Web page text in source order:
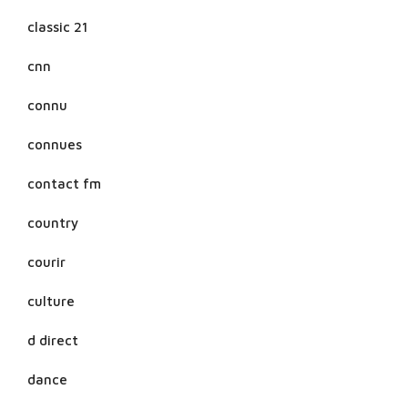
classic 21
cnn
connu
connues
contact fm
country
courir
culture
d direct
dance